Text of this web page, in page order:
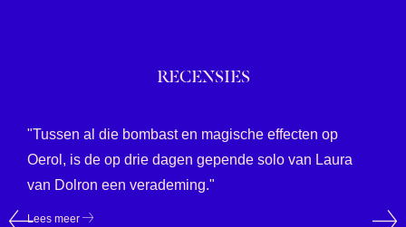
RECENSIES
"Tussen al die bombast en magische effecten op
Oerol, is de op drie dagen gepende solo van Laura
van Dolron een verademing."
Lees meer